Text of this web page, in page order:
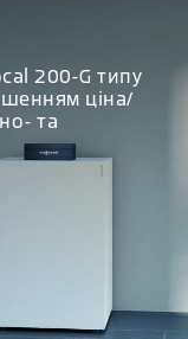
200-G типу
ціна/
та